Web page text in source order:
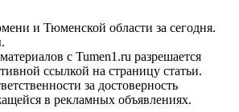
и Тюменской области за сегодня.
с Tumen1.ru разрешается
ссылкой на страницу статьи.
за достоверность
в рекламных объявлениях.